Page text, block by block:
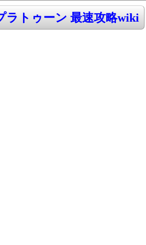
ラトゥーン 最速攻略wiki